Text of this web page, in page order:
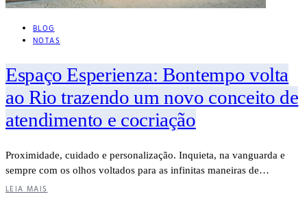
BLOG
NOTAS
Espaço Esperienza: Bontempo volta
ao Rio trazendo um novo conceito de
atendimento e cocriação
Proximidade, cuidado e personalização. Inquieta, na vanguarda e
sempre com os olhos voltados para as infinitas maneiras de…
LEIA MAIS